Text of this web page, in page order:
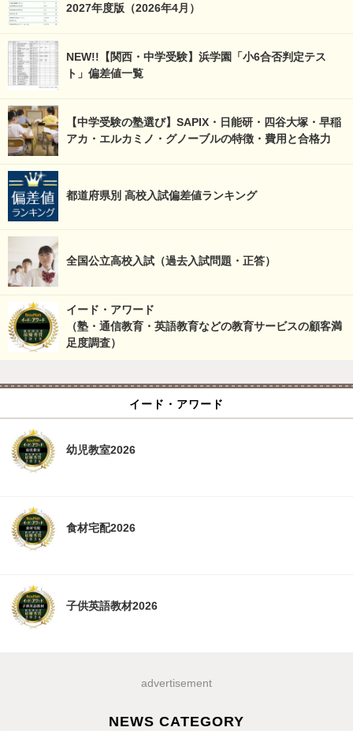
2027年度版（2026年4月）
NEW!!【関西・中学受験】浜学園「小6合否判定テス
ト」偏差値一覧
【中学受験の塾選び】SAPIX・日能研・四谷大塚・早稲
アカ・エルカミノ・グノーブルの特徴・費用と合格力
都道府県別 高校入試偏差値ランキング
全国公立高校入試（過去入試問題・正答）
イード・アワード
（塾・通信教育・英語教育などの教育サービスの顧客満
足度調査）
イード・アワード
幼児教室2026
食材宅配2026
子供英語教材2026
advertisement
NEWS CATEGORY